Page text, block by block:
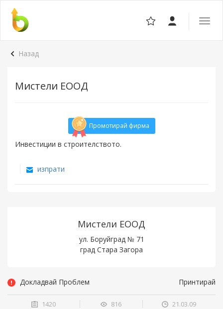
Назад
Мистели ЕООД
Промотирай фирма
Инвестиции в строителството.
изпрати
Мистели ЕООД
ул. Боруйград № 71
град Стара Загора
Докладвай Проблем Принтирай
1420 816 21.03.09